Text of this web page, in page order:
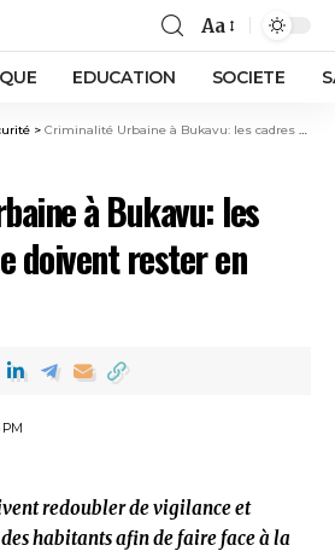
Aa
EDUCATION SOCIETE
> Criminalité Urbaine à Bukavu: les cadres de base doivent rester en alerte
à Bukavu: les
doivent rester en
PM
redoubler de vigilance et
habitants afin de faire face à la